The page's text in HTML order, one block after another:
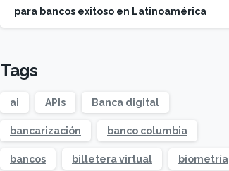
para bancos exitoso en Latinoamérica
Tags
ai APIs Banca digital
bancarización banco columbia
bancos billetera virtual biometría